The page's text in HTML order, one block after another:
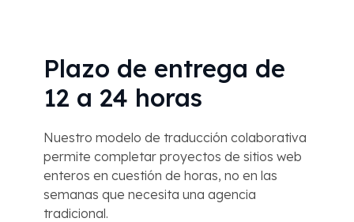
Plazo de entrega de
12 a 24 horas
Nuestro modelo de traducción colaborativa
permite completar proyectos de sitios web
enteros en cuestión de horas, no en las
semanas que necesita una agencia
tradicional.